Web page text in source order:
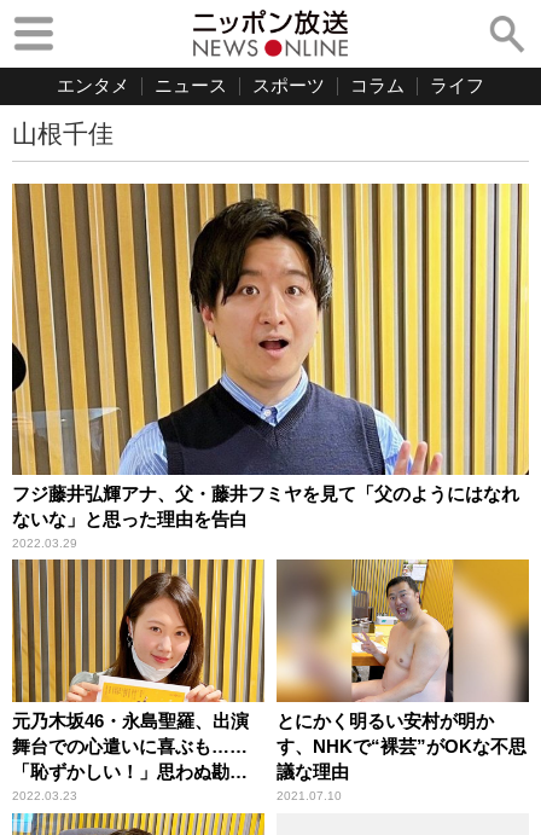
エンタメ ニュース スポーツ コラム ライフ
山根千佳
フジ藤井弘輝アナ、父・藤井フミヤを見て「父のようにはなれ
ないな」と思った理由を告白
2022.03.29
元乃木坂46・永島聖羅、出演
舞台での心遣いに喜ぶも……
「恥ずかしい！」思わぬ勘違
いに天然炸裂！
2022.03.23
とにかく明るい安村が明か
す、NHKで“裸芸”がOKな不思
議な理由
2021.07.10